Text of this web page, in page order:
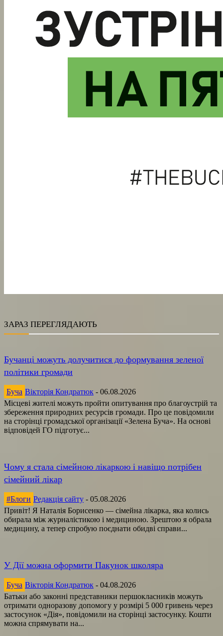
ЗАРАЗ ПЕРЕГЛЯДАЮТЬ
Бучанці можуть долучитися до формування зеленої
політики громади
Буча Вікторія Кондратюк - 06.08.2026
Місцеві жителі можуть пройти опитування про благоустрій та
збереження природних ресурсів громади. Про це повідомили
на сторінці громадської організації «Зелена Буча». На основі
відповідей ГО підготує...
Чому я стала сімейною лікаркою і навіщо потрібен
сімейний лікар
#Блоги Редакція сайту - 05.08.2026
Привіт! Я Наталія Борисенко — сімейна лікарка, яка колись
обирала між журналістикою і медициною. Зрештою я обрала
медицину, а тепер спробую поєднати обидві справи...
У Дії можна оформити Пакунок школяра
Буча Вікторія Кондратюк - 04.08.2026
Батьки або законні представники першокласників можуть
отримати одноразову допомогу у розмірі 5 000 гривень через
застосунок «Дія», повідомили на сторінці застосунку. Кошти
можна спрямувати на...